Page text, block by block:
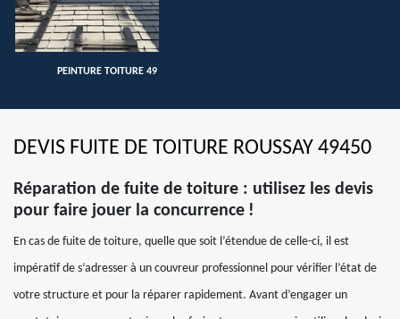
PEINTURE TOITURE 49
DEVIS FUITE DE TOITURE ROUSSAY 49450
Réparation de fuite de toiture : utilisez les devis
pour faire jouer la concurrence !
En cas de fuite de toiture, quelle que soit l’étendue de celle-ci, il est
impératif de s’adresser à un couvreur professionnel pour vérifier l’état de
votre structure et pour la réparer rapidement. Avant d’engager un